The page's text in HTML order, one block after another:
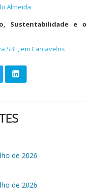
Almeida
Sustentabilidade e o
SBE, em Carcavelos
de 2026
de 2026